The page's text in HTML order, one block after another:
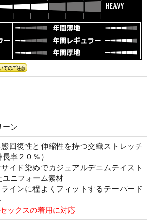
ーン
回復性と伸縮性を持つ交織ストレッチ
率２０％）
イド染めでカジュアルデニムテイスト
ユニフォーム素材
インに程よくフィットするテーパード
ックスの着用に対応